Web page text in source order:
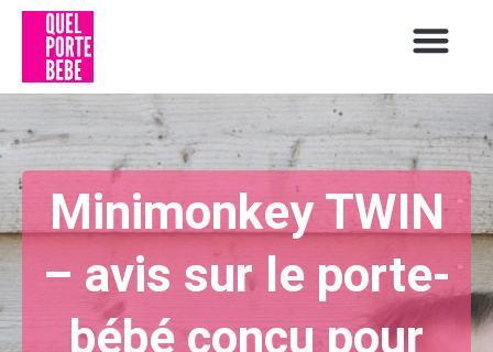
Minimonkey TWIN
– avis sur le porte-
bébé conçu pour